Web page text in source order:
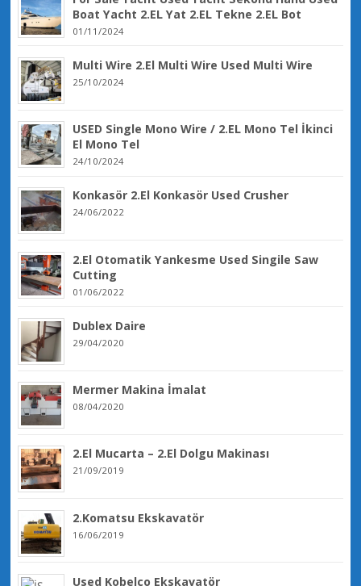
Boat Yacht 2.EL Yat 2.EL Tekne 2.EL Bot
01/11/2024
Multi Wire 2.El Multi Wire Used Multi Wire
25/10/2024
USED Single Mono Wire / 2.EL Mono Tel İkinci
El Mono Tel
24/10/2024
Konkasör 2.El Konkasör Used Crusher
24/06/2022
2.El Otomatik Yankesme Used Singile Saw
Cutting
01/06/2022
Dublex Daire
29/04/2020
Mermer Makina İmalat
08/04/2020
2.El Mucarta – 2.El Dolgu Makinası
21/09/2019
2.Komatsu Ekskavatör
16/06/2019
Used Kobelco Ekskavatör